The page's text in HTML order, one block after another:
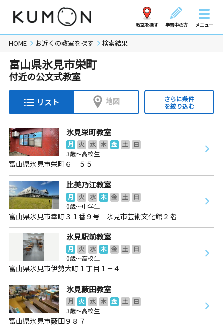
教室を探す 学習中の方 メニュー
HOME お近くの教室を探す 検索結果
富山県氷見市栄町
付近の公文式教室
リスト 地図
さらに条件
を絞り込む
氷見栄町教室
月 火 水 木 金 土
日
3歳～高校生
富山県氷見市栄町６‐５５
比美乃江教室
月 火 水 木 金 土
日
0歳～中学生
富山県氷見市幸町３１番９号 氷見市芸術文化館２階
氷見駅前教室
月 火 水 木 金 土
日
0歳～高校生
富山県氷見市伊勢大町１丁目１－４
氷見藪田教室
月 火 水 木 金 土
日
3歳～高校生
富山県氷見市薮田９８７